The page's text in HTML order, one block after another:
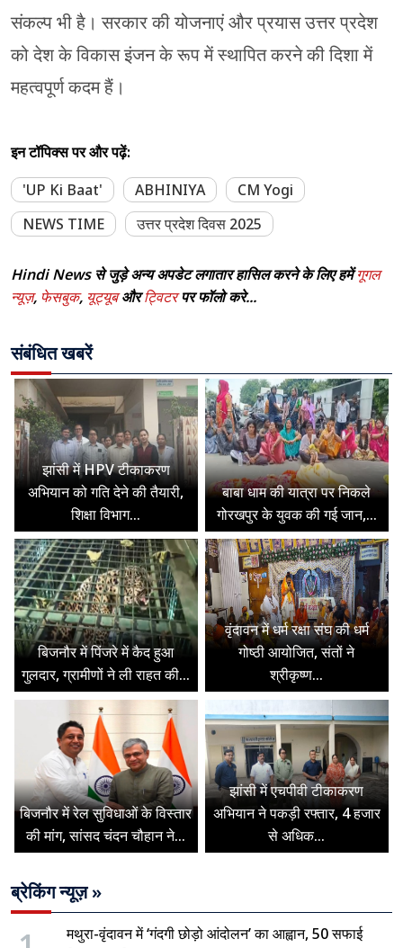
संकल्प भी है। सरकार की योजनाएं और प्रयास उत्तर प्रदेश
को देश के विकास इंजन के रूप में स्थापित करने की दिशा में
महत्वपूर्ण कदम हैं।
इन टॉपिक्स पर और पढ़ें:
'UP Ki Baat'
ABHINIYA
CM Yogi
NEWS TIME
उत्तर प्रदेश दिवस 2025
Hindi News से जुड़े अन्य अपडेट लगातार हासिल करने के लिए हमेंगूगल
न्यूज़, फेसबुक, यूट्यूबऔरट्विटरपर फॉलो करे...
संबंधित खबरें
झांसी में HPV टीकाकरण
अभियान को गति देने की तैयारी,
शिक्षा विभाग...
बाबा धाम की यात्रा पर निकले
गोरखपुर के युवक की गई जान,...
बिजनौर में पिंजरे में कैद हुआ
गुलदार, ग्रामीणों ने ली राहत की...
वृंदावन में धर्म रक्षा संघ की धर्म
गोष्ठी आयोजित, संतों ने
श्रीकृष्ण...
बिजनौर में रेल सुविधाओं के विस्तार
की मांग, सांसद चंदन चौहान ने...
झांसी में एचपीवी टीकाकरण
अभियान ने पकड़ी रफ्तार, 4 हजार
से अधिक...
ब्रेकिंग न्यूज़ »
मथुरा-वृंदावन में ‘गंदगी छोड़ो आंदोलन’ का आह्वान, 50 सफाई